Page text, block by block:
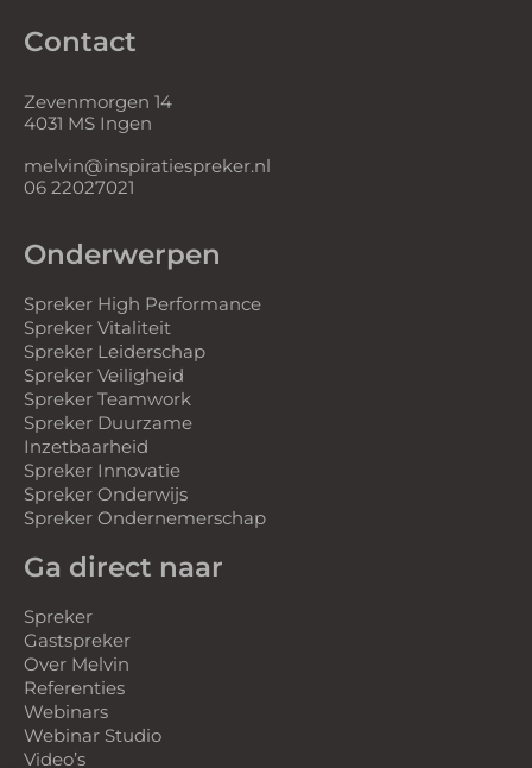
Contact
Zevenmorgen 14
4031 MS Ingen
melvin@inspiratiespreker.nl
06 22027021
Onderwerpen
Spreker High Performance
Spreker Vitaliteit
Spreker Leiderschap
Spreker Veiligheid
Spreker Teamwork
Spreker Duurzame
Inzetbaarheid
Spreker Innovatie
Spreker Onderwijs
Spreker Ondernemerschap
Ga direct naar
Spreker
Gastspreker
Over Melvin
Referenties
Webinars
Webinar Studio
Video’s